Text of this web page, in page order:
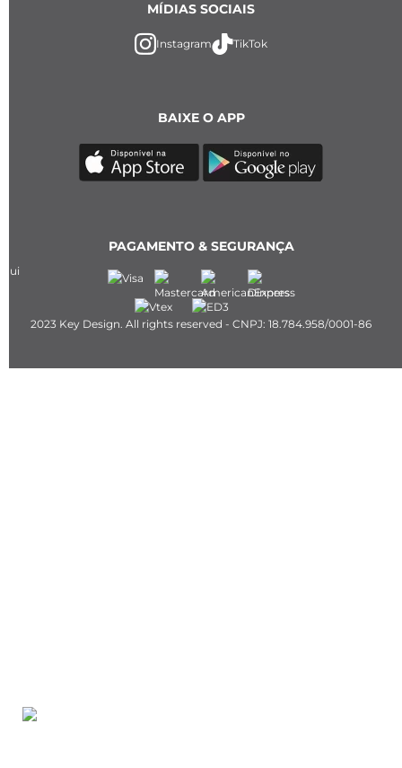
BAIXE O APP
MÍDIAS SOCIAIS
Instagram TikTok
PAGAMENTO & SEGURANÇA
2023 Key Design. All rights reserved - CNPJ: 18.784.958/0001-86